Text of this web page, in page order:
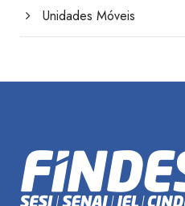
Unidades Móveis